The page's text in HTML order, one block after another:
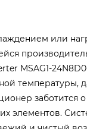
или
MSAG1-
температуры,
заботится
элементов.